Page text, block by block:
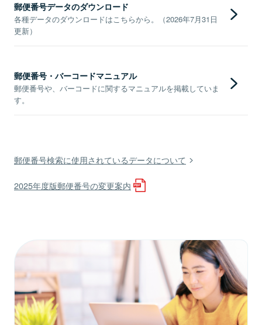
郵便番号データのダウンロード
各種データのダウンロードはこちらから。（2026年7月31日
更新）
郵便番号・バーコードマニュアル
郵便番号や、バーコードに関するマニュアルを掲載していま
す。
郵便番号検索に使用されているデータについて
2025年度版郵便番号の変更案内